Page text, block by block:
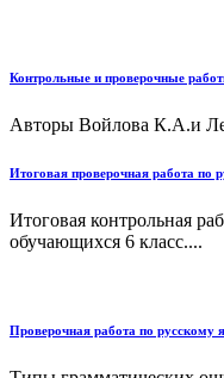
Контрольные и проверочные
Авторы Войлова К.А.и
Итоговая проверочная работа по
Итоговая контрольная
обучающихся 6 класс....
Проверочная работа по русскому